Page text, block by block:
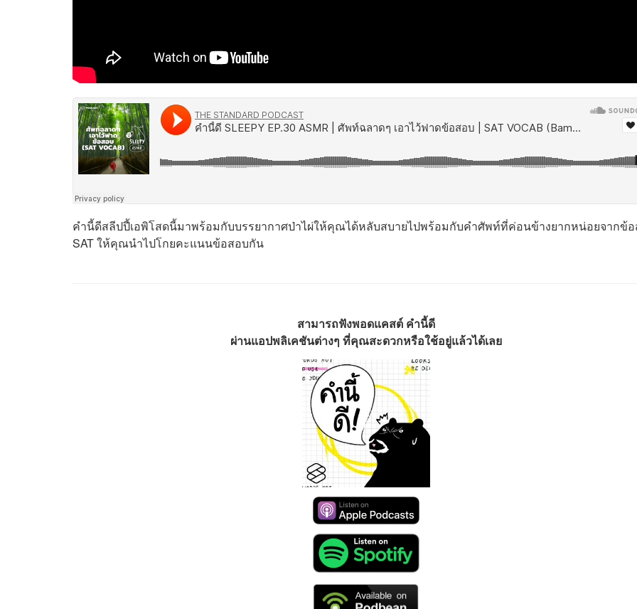
คำนี้ดีสลีปปี้เอพิโสดนี้มาพร้อมกับบรรยากาศป่าไผ่ให้คุณได้หลับสบายไปพร้อมกับคำศัพท์ที่ค่อนข้างยากหน่อยจากข้
SAT ให้คุณนำไปโกยคะแนนข้อสอบกัน
สามารถฟังพอดแคสต์ คำนี้ดี
ผ่านแอปพลิเคชันต่างๆ ที่คุณสะดวกหรือใช้อยู่แล้วได้เลย